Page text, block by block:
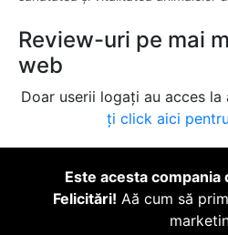
Review-uri pe mai
web
Doar userii logați au acces la
ți click aici
Este acesta compania
Felicitări! Aă cum să